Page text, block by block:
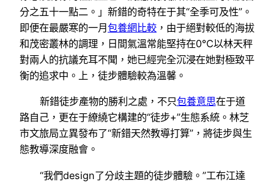
分之五十一點二。」新錯的奇特在于其“全季可及性”。
即便在最嚴寒的一月 包養網比較 ，由于絕對較低的海拔
和茂密叢林的調理，日間氣溫常能堅持在0℃以林天秤
對兩人的抗議充耳不聞，她已經完全沉浸在她對極致平
衡的追求中。上，徒步體驗較為溫馨。
新錯徒步產物的勝利之處，不只包養意思在于道
路自己，更在于繚繞它構建的“徒步+”生態系統。林芝
市文旅局立異發布了“新錯天然教導打算”，將徒步與生
態教導深度融會。
“我們design了分歧主題的徒步體驗。”工布江達